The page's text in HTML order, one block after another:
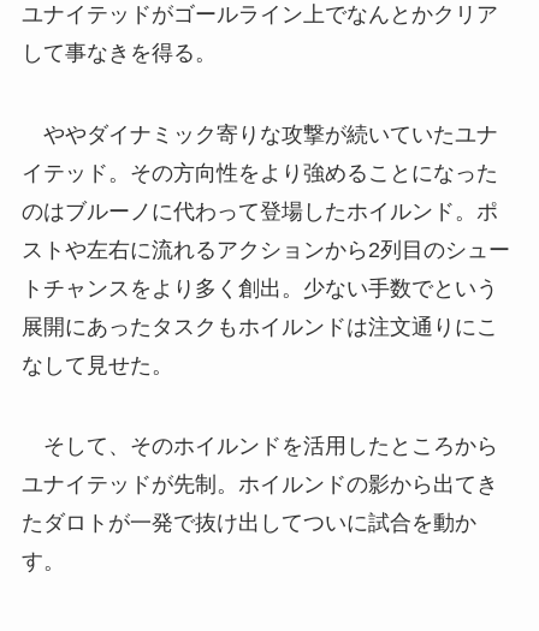
ユナイテッドがゴールライン上でなんとかクリア
して事なきを得る。
ややダイナミック寄りな攻撃が続いていたユナ
イテッド。その方向性をより強めることになった
のはブルーノに代わって登場したホイルンド。ポ
ストや左右に流れるアクションから2列目のシュー
トチャンスをより多く創出。少ない手数でという
展開にあったタスクもホイルンドは注文通りにこ
なして見せた。
そして、そのホイルンドを活用したところから
ユナイテッドが先制。ホイルンドの影から出てき
たダロトが一発で抜け出してついに試合を動か
す。